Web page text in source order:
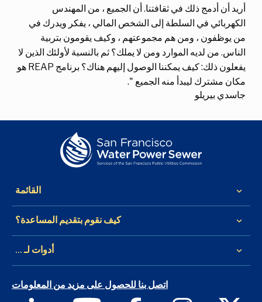
أريد أن أدمج ذلك في ثقافتنا. أن الجميع ، من المهندس
الكهربائي في السلطة إلى الشخص المالي ، يفكر ويدرك في
من يوظفون ، ومن هم مجموعتهم ، وكيف يقومون بتربية
الناس. من لديه الموارد ومن لا يملك؟ ثم بالنسبة لأولئك الذين لا
يفعلون ذلك: كيف يمكننا الوصول إليهم هناك؟ برنامج REAP هو
مكان مشترك ليبدأ منه الجميع ".
جاسدي بيريلو
القائمة keyboard_arrow_down
كيف نقوم بتقديم المساعدة؟ keyboard_arrow_down
أدوات لـ ... keyboard_arrow_down
اتصل بنا للحصول على مزيد من المعلومات
إنستغرام فيسبوك